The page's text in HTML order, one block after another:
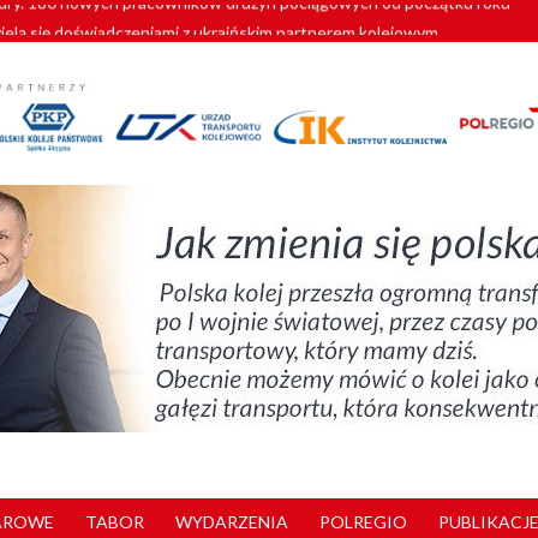
się doświadczeniami z ukraińskim partnerem kolejowym
Vectrony na 230 km/h
pociągi od PESA. Sześć nowoczesnych ELF-ów wyjedzie na tory w
180 nowych pracowników drużyn pociągowych od początku roku
TABOR WYDARZENIA POLREGIO